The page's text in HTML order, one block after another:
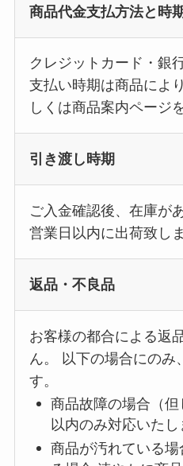
商品代金支払方法と時
クレジットカード・銀
支払い時期は商品によ
しくは商品案内ページ
引き渡し時期
ご入金確認後、在庫が
営業日以内に出荷致しま
返品・不良品
お客様の都合による返
ん。 以下の場合にのみ
す。
商品故障の場合（
以内のみ対応いたし
商品が汚れている